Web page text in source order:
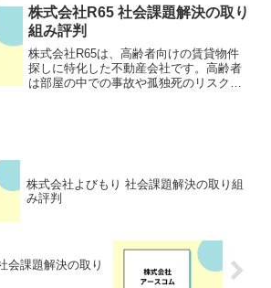
広げ、多文化共生社会の実現を目指して
います。世界各国から集まっ...
株式会社R65 社会課題解決の取り
組み評判
株式会社R65は、高齢者向けの賃貸物件
探しに特化した不動産会社です。高齢者
は部屋の中での事故や孤独死のリスクへ
株式会社よびもり 社会課題解決の取り組
み評判
会課題解決の取り